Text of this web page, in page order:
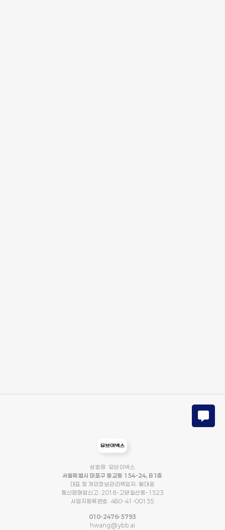
상호명: 유브이넥스
서울특별시 마포구 동교동 154-24, B1층
대표 및 개인정보관리책임자: 황대윤
통신판매업신고: 2018-고양일산동-1523
사업자등록번호: 480-41-00155
010-2476-5793
hwang@ybb.ai